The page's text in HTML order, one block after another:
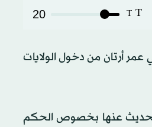
T
T
20
أرتان من دخول الولايات
الحديث عنها بخصوص الحكم